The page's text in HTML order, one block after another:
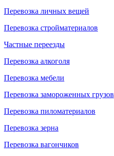
Перевозка личных вещей
Перевозка стройматериалов
Частные переезды
Перевозка алкоголя
Перевозка мебели
Перевозка замороженных грузов
Перевозка пиломатериалов
Перевозка зерна
Перевозка вагончиков